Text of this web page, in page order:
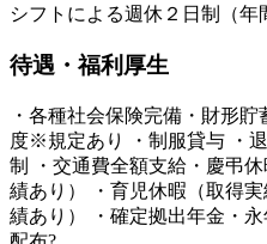
シフトによる週休２日制（年
待遇・福利厚生
・各種社会保険完備・財形
度※規定あり ・制服貸与 ・
制 ・交通費全額支給・慶弔
績あり） ・育児休暇（取得
績あり） ・確定拠出年金・